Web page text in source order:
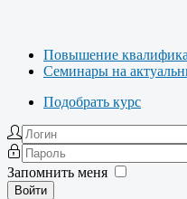
Повышение
Семинары на
Подобрать курс
Запомнить меня